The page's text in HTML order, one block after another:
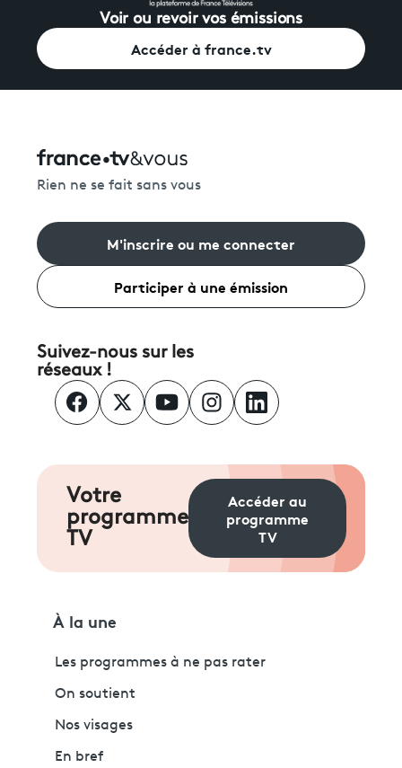
Voir ou revoir vos émissions
Accéder à france.tv
Rien ne se fait sans vous
M'inscrire ou me connecter
Participer à une émission
Suivez-nous sur les
réseaux !
Votre
programme
TV
Accéder au
programme
TV
À la une
Les programmes à ne pas rater
On soutient
Nos visages
En bref